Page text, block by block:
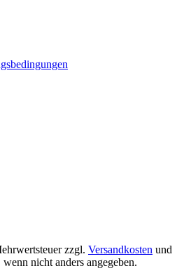
zzgl. Versandkosten und
nicht anders angegeben.